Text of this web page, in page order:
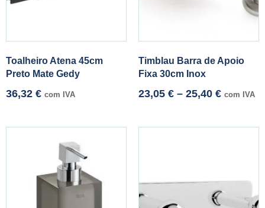
Toalheiro Atena 45cm
Preto Mate Gedy
36,32 € com IVA
Timblau Barra de Apoio
Fixa 30cm Inox
23,05 € – 25,40 € com IVA